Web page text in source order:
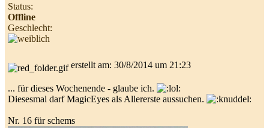
Status:
Offline
Geschlecht:
erstellt am: 30/8/2014 um 21:23
... für dieses Wochenende - glaube ich.
Diesesmal darf MagicEyes als Allererste aussuchen.
Nr. 16 für schems